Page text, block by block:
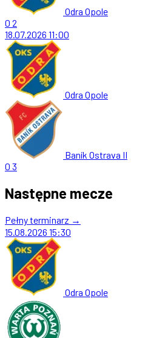
Odra Opole
0 2
18.07.2026 11:00
Odra Opole
Baník Ostrava II
0 3
Następne mecze
Pełny terminarz →
15.08.2026 15:30
Odra Opole